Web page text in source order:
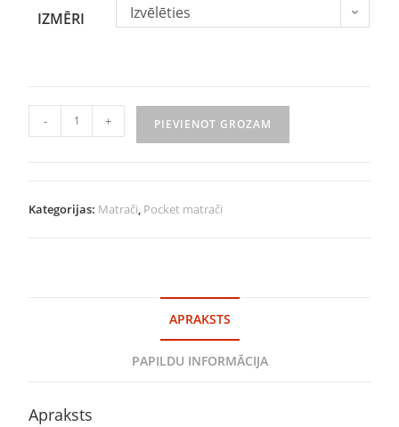
IZMĒRI Izvēlēties
- + PIEVIENOT GROZAM
Kategorijas: Matrači, Pocket matrači
APRAKSTS
PAPILDU INFORMĀCIJA
Apraksts